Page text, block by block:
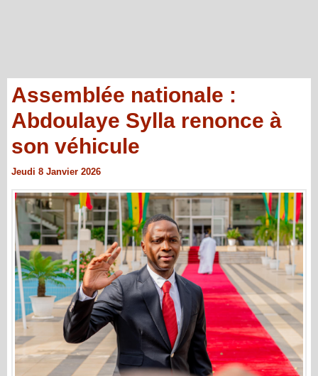
Assemblée nationale :
Abdoulaye Sylla renonce à
son véhicule
Jeudi 8 Janvier 2026